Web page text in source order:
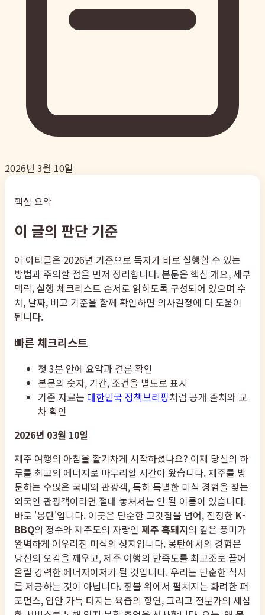
2026년 3월 10일
핵심 요약
이 글의 판단 기준
이 아티클은 2026년 기준으로 독자가 바로 실행할 수 있는
방법과 주의할 점을 먼저 정리합니다. 본문은 핵심 개요, 세부
맥락, 실행 체크리스트 순서로 읽히도록 구성되어 있으며 수
치, 날짜, 비교 기준을 함께 확인하면 의사결정에 더 도움이
됩니다.
빠른 체크리스트
첫 3분 안에 요약과 결론 확인
본문의 숫자, 기간, 조건을 별도로 표시
기준 자료는 대한민국 정책브리핑처럼 공개 출처와 교
차 확인
2026년 03월 10일
제주 여행의 아침을 활기차게 시작하셨나요? 이제 당신의 하
루를 최고의 에너지로 마무리할 시간이 왔습니다. 제주를 방
문하는 수많은 국내외 관광객, 특히 특별한 미식 경험을 찾는
외국인 관광객이라면 절대 놓쳐서는 안 될 이름이 있습니다.
바로 '몽탄'입니다. 이곳은 단순한 고깃집을 넘어, 진정한 K-
BBQ의 정수와 제주도의 자랑인 제주 흑돼지의 깊은 풍미가
완벽하게 어우러진 미식의 성지입니다. 몽탄에서의 경험은
당신의 오감을 깨우고, 제주 여행의 만족도를 최고조로 끌어
올릴 강력한 에너자이저가 될 것입니다. 우리는 단순한 식사
를 제공하는 것이 아닙니다. 짚불 위에서 펼쳐지는 화려한 퍼
포먼스, 입안 가득 터지는 육즙의 향연, 그리고 전문가의 세심